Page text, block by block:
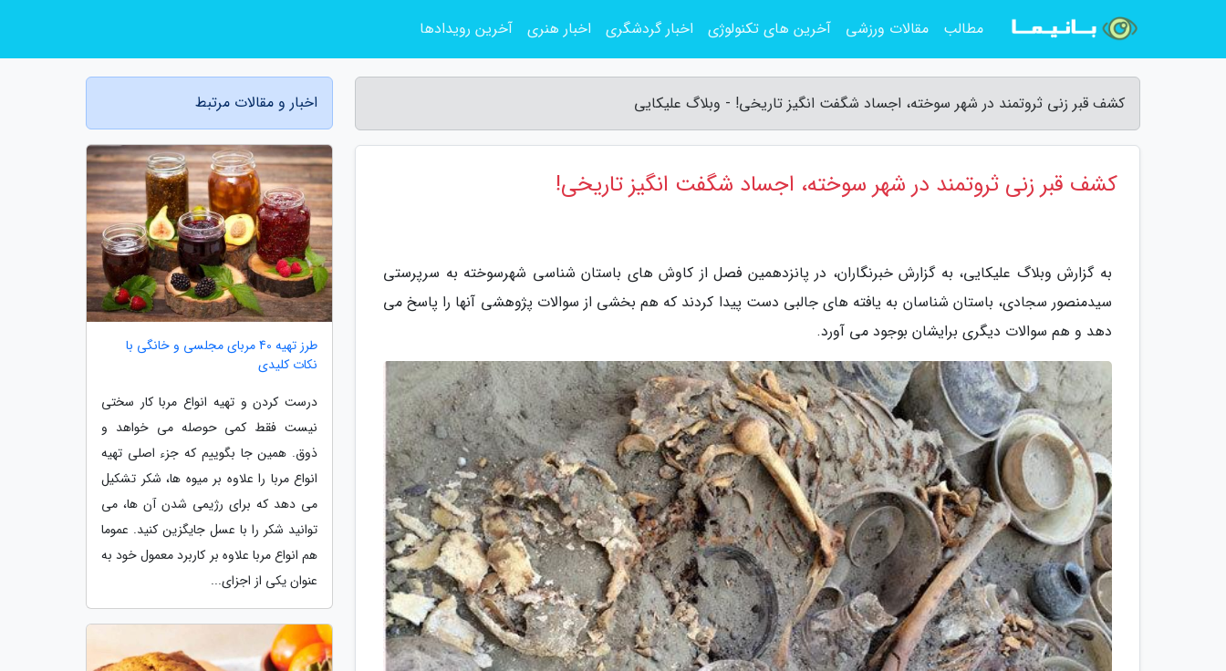
کشف قبر زنی ثروتمند در شهر سوخته، اجساد شگفت انگیز تاریخی! - وبلاگ علیکایی
کشف قبر زنی ثروتمند در شهر سوخته، اجساد شگفت انگیز تاریخی!
به گزارش وبلاگ علیکایی، به گزارش خبرنگاران، در پانزدهمین فصل از کاوش های باستان شناسی شهرسوخته به سرپرستی
سیدمنصور سجادی، باستان شناسان به یافته های جالبی دست پیدا کردند که هم بخشی از سوالات پژوهشی آنها را پاسخ می
دهد و هم سوالات دیگری برایشان بوجود می آورد.
اخبار و مقالات مرتبط
طرز تهیه 40 مربای مجلسی و خانگی با
نکات کلیدی
درست کردن و تهیه انواع مربا کار سختی
نیست فقط کمی حوصله می خواهد و
ذوق. همین جا بگوییم که جزء اصلی تهیه
انواع مربا را علاوه بر میوه ها، شکر تشکیل
می دهد که برای رژیمی شدن آن ها، می
توانید شکر را با عسل جایگزین کنید. عموما
هم انواع مربا علاوه بر کاربرد معمول خود به
عنوان یکی از اجزای...
مطالب مقالات ورزشی آخرین های تکنولوژی اخبار گردشگری اخبار هنری آخرین رویدادها